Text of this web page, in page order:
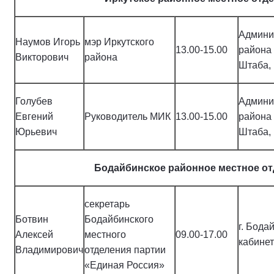
Наумов Игорь
Викторович
мэр Иркутского
района
13.00-15.00
района
Штаба,
Голубев
Евгений
Юрьевич
Руководитель МИК 13.00-15.00
района
Штаба,
Бодайбинское районное местное
Ботвин
Алексей
Владимирович
секретарь
Бодайбинского
местного
отделения партии
«Единая Россия»
09.00-17.00
г.